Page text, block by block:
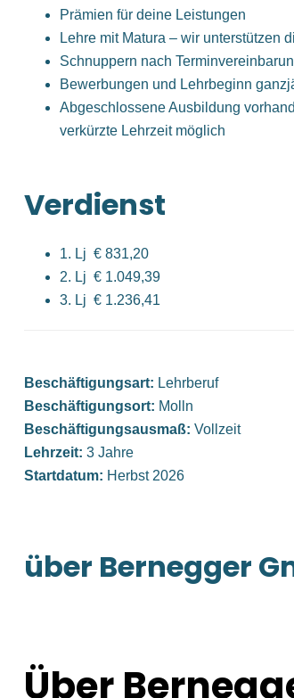
Prämien für deine Leistungen
Lehre mit Matura – wir unterstützen
Schnuppern nach
Bewerbungen und Lehrbeginn
Abgeschlossene Ausbildung
verkürzte Lehrzeit möglich
Verdienst
1. Lj € 831,20
2. Lj € 1.049,39
3. Lj € 1.236,41
Beschäftigungsart: Lehrberuf
Beschäftigungsort: Molln
Beschäftigungsausmaß: Vollzeit
Lehrzeit: 3 Jahre
Startdatum: Herbst 2026
über Bernegger
Über